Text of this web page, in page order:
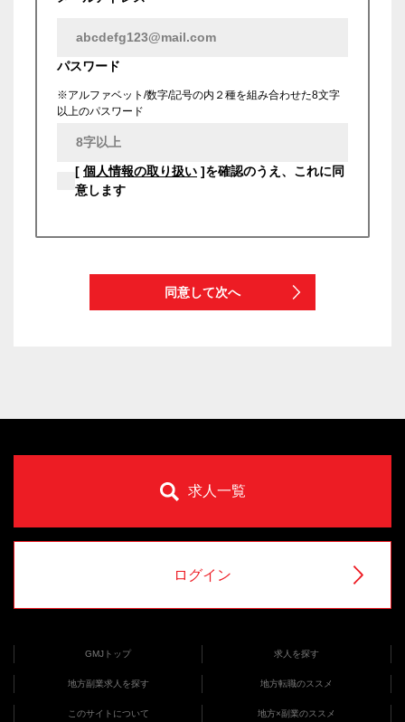
パスワード
※アルファベット/数字/記号の内２種を組み合わせた8文字
以上のパスワード
[ 個人情報の取り扱い ]を確認のうえ、これに同
意します
同意して次へ
求人一覧
ログイン
GMJトップ 求人を探す
地方副業求人を探す 地方転職のススメ
このサイトについて 地方×副業のススメ